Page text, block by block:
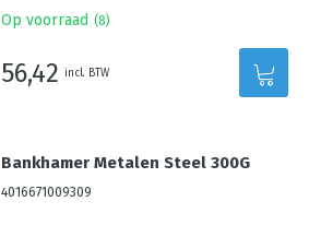
Op voorraad (8)
56,42 incl. BTW
Bankhamer Metalen Steel 300G
4016671009309